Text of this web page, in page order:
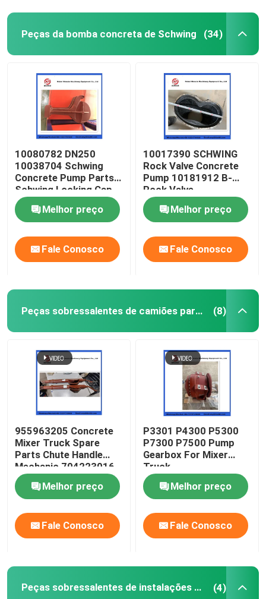
Casa
Produtos
Vídeos
Quem Somos
Controle de Qualidade
Fale Conosco
Pedir um orçamento
Peças da bomba concreta de Schwing
Peças da bomba concreta de Schwing (34)
10080782 DN250
10038704 Schwing
Concrete Pump Parts
Schwing Locking Cap
Melhor preço
Fale Conosco
10017390 SCHWING
Rock Valve Concrete
Pump 10181912 B-
Rock Valve
220/180/10059467
210/180Melhor preço
Fale Conosco
Peças sobressalentes de camiões para mistura de betão (8)
955963205 Concrete
Mixer Truck Spare
Parts Chute Handle
Mechanic 704223016
Melhor preço
Fale Conosco
P3301 P4300 P5300
P7300 P7500 Pump
Gearbox For Mixer
Truck
Melhor preço
Fale Conosco
Peças sobressalentes de instalações de bateria (4)